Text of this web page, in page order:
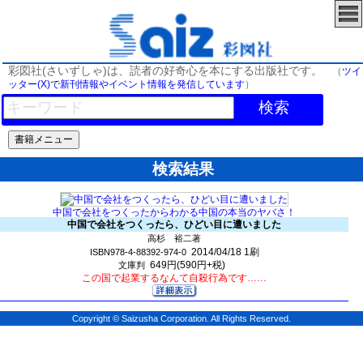
彩図社(さいずしゃ)は、読者の好奇心を本にする出版社です。 （ ツイ
ッター(X)で新刊情報やイベント情報を発信しています）
検索
検索結果
中国で会社をつくったからわかる中国の本当のヤバさ！
中国で会社をつくったら、ひどい目に遭いました
高杉 裕二著
ISBN978-4-88392-974-0 2014/04/18 1刷
文庫判
649円(590円+税)
この国で起業するなんて自殺行為です……
Copyright © Saizusha Corporation. All Rights Reserved.